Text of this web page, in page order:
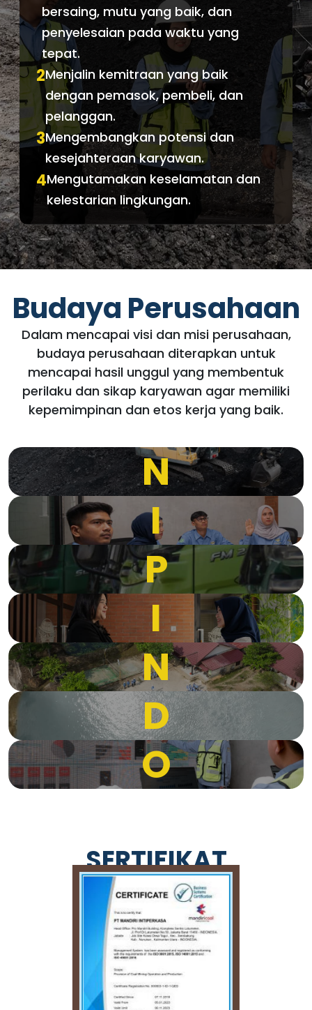
bersaing, mutu yang baik, dan
penyelesaian pada waktu yang
tepat.
2Menjalin kemitraan yang baik
dengan pemasok, pembeli, dan
pelanggan.
3Mengembangkan potensi dan
kesejahteraan karyawan.
4Mengutamakan keselamatan dan
kelestarian lingkungan.
Budaya Perusahaan
Dalam mencapai visi dan misi perusahaan,
budaya perusahaan diterapkan untuk
mencapai hasil unggul yang membentuk
perilaku dan sikap karyawan agar memiliki
kepemimpinan dan etos kerja yang baik.
N
I
P
I
N
D
O
SERTIFIKAT